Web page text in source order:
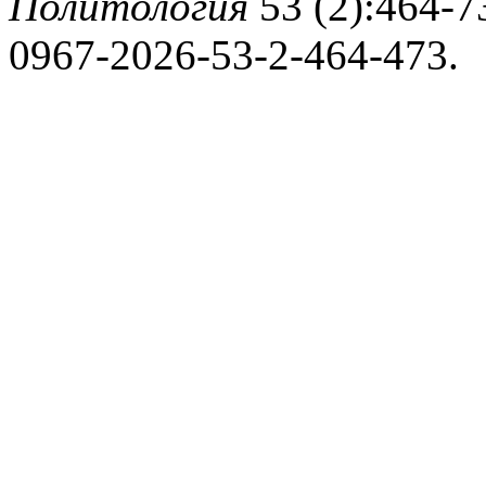
0967-2026-53-2-464-473.